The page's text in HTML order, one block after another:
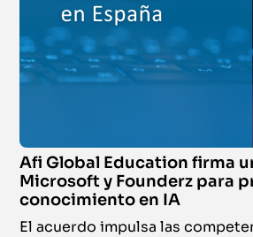
Certificación
Del 27 de octubre de 2026 al 23 de febrero
Virtual
European Financial Advisor
Certificación
Del 17 de noviembre de 2026 al 10 de junio
Virtual
Afi Global Education firma
Microsoft y Founderz para
conocimiento en IA
El acuerdo impulsa las